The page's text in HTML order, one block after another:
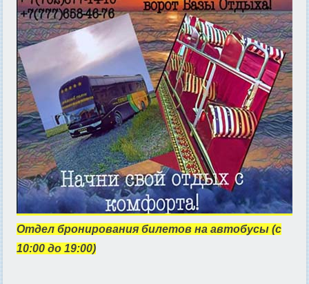
Отдел бронирования билетов на автобусы (с
10:00 до 19:00)